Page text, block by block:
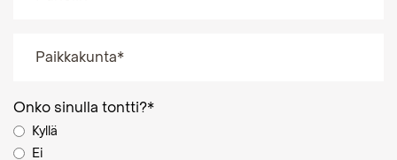
Onko sinulla tontti?*
Kyllä
Ei